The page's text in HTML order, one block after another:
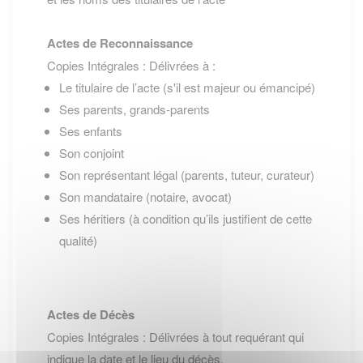
Actes de Reconnaissance
Copies Intégrales : Délivrées à :
Le titulaire de l’acte (s'il est majeur ou émancipé)
Ses parents, grands-parents
Ses enfants
Son conjoint
Son représentant légal (parents, tuteur, curateur)
Son mandataire (notaire, avocat)
Ses héritiers (à condition qu’ils justifient de cette
qualité)
Actes de Décès
Copies Intégrales : Délivrées à tout requérant qui
indique la date et le lieu du décès.